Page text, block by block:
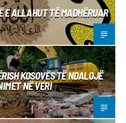
E ALLAHUT TË MADHËRUAR
KOSOVËS TË NDALOJË
NË VERI